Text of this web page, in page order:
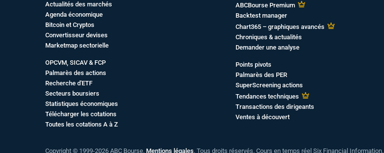
Actualités des marchés
Agenda économique
Bitcoin et Cryptos
Convertisseur devises
Marketmap sectorielle
OPCVM, SICAV & FCP
Palmarès des actions
Recherche d'ETF
Secteurs boursiers
Statistiques économiques
Télécharger les cotations
Toutes les cotations A à Z
ABCBourse Premium
Backtest manager
Chart365 – graphiques avancés
Chroniques & actualités
Demander une analyse
Points pivots
Palmarès des PER
SuperScreening actions
Tendances techniques
Transactions des dirigeants
Ventes à découvert
Copyright © 1999-2026 ABC Bourse. Mentions légales. Tous droits réservés. Cours en temps réel Six Financial Information.